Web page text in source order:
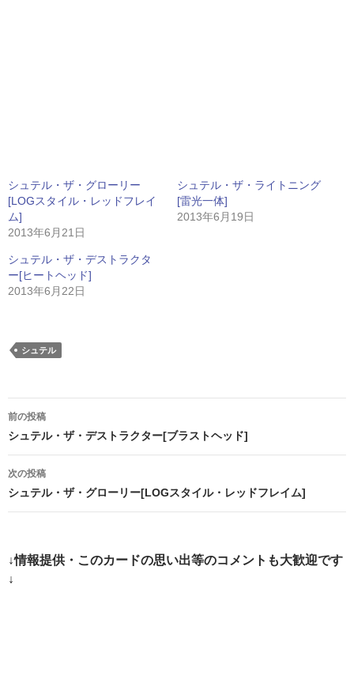
シュテル・ザ・グローリー
[LOGスタイル・レッドフレイ
ム]
2013年6月21日
シュテル・ザ・ライトニング
[雷光一体]
2013年6月19日
シュテル・ザ・デストラクタ
ー[ヒートヘッド]
2013年6月22日
シュテル
投
稿
ナ
ビ
ー
シ
前の投稿
シュテル・ザ・デストラクター[ブラストヘッド]
次の投稿
シュテル・ザ・グローリー[LOGスタイル・レッドフレイム]
↓情報提供・このカードの思い出等のコメントも大歓迎です
↓